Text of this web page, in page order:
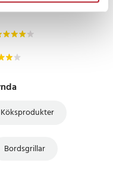
Köksprodukter
Bordsgrillar